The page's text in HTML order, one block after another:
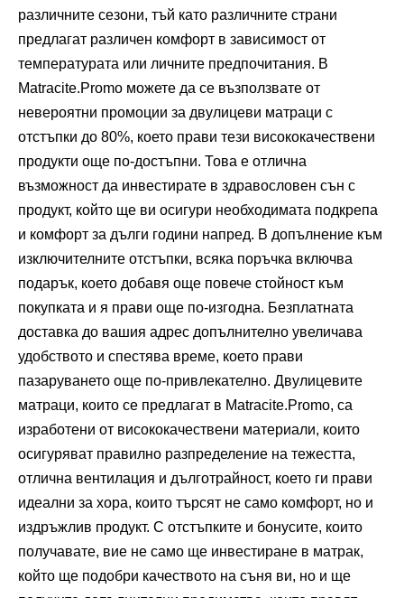
различните сезони, тъй като различните страни
предлагат различен комфорт в зависимост от
температурата или личните предпочитания. В
Matracite.Promo можете да се възползвате от
невероятни промоции за двулицеви матраци с
отстъпки до 80%, което прави тези висококачествени
продукти още по-достъпни. Това е отлична
възможност да инвестирате в здравословен сън с
продукт, който ще ви осигури необходимата подкрепа
и комфорт за дълги години напред. В допълнение към
изключителните отстъпки, всяка поръчка включва
подарък, което добавя още повече стойност към
покупката и я прави още по-изгодна. Безплатната
доставка до вашия адрес допълнително увеличава
удобството и спестява време, което прави
пазаруването още по-привлекателно. Двулицевите
матраци, които се предлагат в Matracite.Promo, са
изработени от висококачествени материали, които
осигуряват правилно разпределение на тежестта,
отлична вентилация и дълготрайност, което ги прави
идеални за хора, които търсят не само комфорт, но и
издръжлив продукт. С отстъпките и бонусите, които
получавате, вие не само ще инвестиране в матрак,
който ще подобри качеството на съня ви, но и ще